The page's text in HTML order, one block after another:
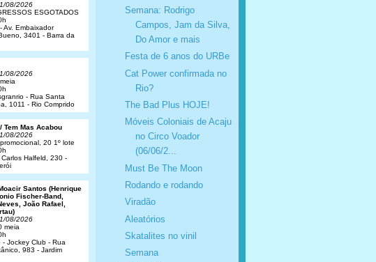
Semana: Rodrigo
Campos, Jam da Silva,
Do Amor e mais
Festa de 6 anos do URBe
Cat Power confirmada no
Rio?
The Bad Plus HOJE!
Móveis Coloniais de Acaju
no Circo Voador
(06/06/2...
Must Be The Moon
Rodando e rodando
Viradão
Aleatórios
Skatalites no vinil
Semana
08/2026
ESGOTADOS
Av. Embaixador
3401 - Barra da
08/2026
- Rua Santa
1011 - Rio Comprido
Tem Mas Acabou
08/2026
20 1º lote
Halfeld, 230 -
Santos (Henrique
Fischer-Band,
João Rafael,
08/2026
meia
- Jockey Club - Rua
983 - Jardim